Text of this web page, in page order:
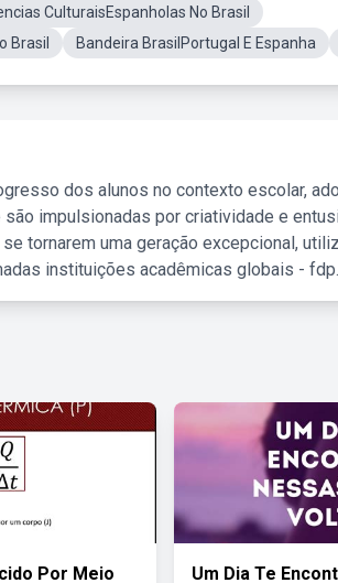
CulturaisEspanholas No Brasil
Brasil Bandeira BrasilPortugal E Espanha
dos alunos no contexto escolar,
impulsionadas por criatividade e
tornarem uma geração excepcional,
instituições acadêmicas globais -
Por Meio Um Dia Te